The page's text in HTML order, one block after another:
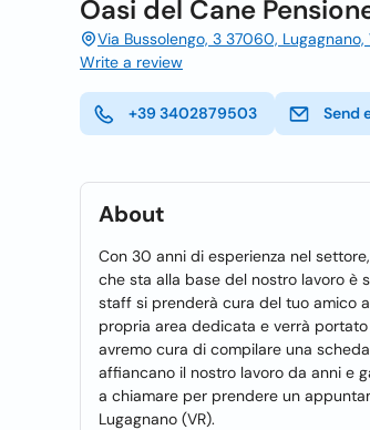
Oasi del Cane
Via Bussolengo, 3 37060, Lugagnano,
Write a review
+39 3402879503 Send
About
Con 30 anni di esperienza nel
che sta alla base del nostro lavoro è
staff si prenderà cura del tuo amico
propria area dedicata e verrà
avremo cura di compilare una
affiancano il nostro lavoro da anni e
a chiamare per prendere un
Lugagnano (VR).